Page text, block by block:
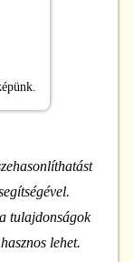
tulajdonságok
lehet.